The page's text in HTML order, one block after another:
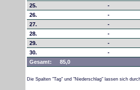
25.
-
26.
-
27.
-
28.
-
29.
-
30.
-
Gesamt:
85,0
Die Spalten "Tag" und "Niederschlag" lassen sich